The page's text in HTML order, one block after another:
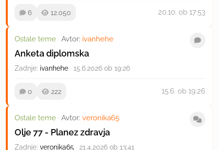
6 12.050 20.10. ob 17:53
Ostale teme · Avtor: ivanhehe
Anketa diplomska
Zadnje: ivanhehe · 15.6.2026 ob 19:26
0 222 15.6. ob 19:26
Ostale teme · Avtor: veronika65
Olje 77 - Planez zdravja
Zadnje: veronika65 · 21.4.2026 ob 13:41